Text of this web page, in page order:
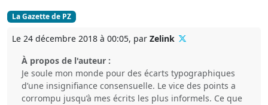
La Gazette de PZ
Le 24 décembre 2018 à 00:05, par Zelink
À propos de l'auteur :
Je soule mon monde pour des écarts typographiques
d’une insignifiance consensuelle. Le vice des points a
corrompu jusqu’à mes écrits les plus informels. Ce que